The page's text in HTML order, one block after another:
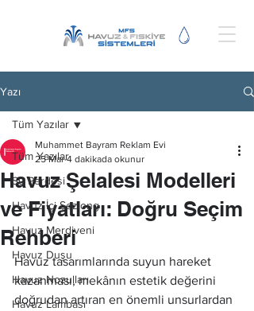
Yazı
Tüm Yazılar
Su Perdesi
Havuz İçi Şezlong
Havuz Merdiveni
Havuz Duşu
Havuz Nozulları
Havuz Lambası
Tüm Yazılar
Havuz Şelalesi Modelleri
ve Fiyatları: Doğru Seçim
Rehberi
Muhammet Bayram Reklam Evi
25 Mar 4 dakikada okunur
Havuz tasarımlarında suyun hareket
kazanması, mekânın estetik değerini
doğrudan artıran en önemli unsurlardan